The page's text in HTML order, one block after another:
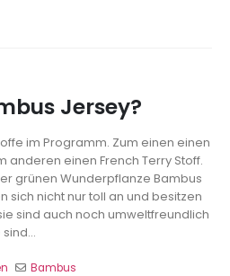
Jersey?
im Programm. Zum einen einen
anderen einen French Terry Stoff.
grünen Wunderpflanze Bambus
sich nicht nur toll an und besitzen
sind auch noch umweltfreundlich
Bambus